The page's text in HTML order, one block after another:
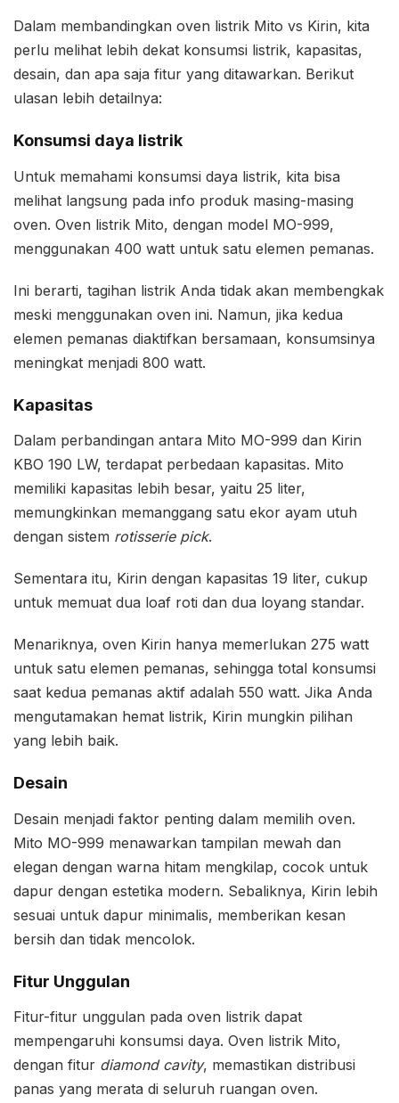
Dalam membandingkan oven listrik Mito vs Kirin, kita
perlu melihat lebih dekat konsumsi listrik, kapasitas,
desain, dan apa saja fitur yang ditawarkan. Berikut
ulasan lebih detailnya:
Konsumsi daya listrik
Untuk memahami konsumsi daya listrik, kita bisa
melihat langsung pada info produk masing-masing
oven. Oven listrik Mito, dengan model MO-999,
menggunakan 400 watt untuk satu elemen pemanas.
Ini berarti, tagihan listrik Anda tidak akan membengkak
meski menggunakan oven ini. Namun, jika kedua
elemen pemanas diaktifkan bersamaan, konsumsinya
meningkat menjadi 800 watt.
Kapasitas
Dalam perbandingan antara Mito MO-999 dan Kirin
KBO 190 LW, terdapat perbedaan kapasitas. Mito
memiliki kapasitas lebih besar, yaitu 25 liter,
memungkinkan memanggang satu ekor ayam utuh
dengan sistem rotisserie pick.
Sementara itu, Kirin dengan kapasitas 19 liter, cukup
untuk memuat dua loaf roti dan dua loyang standar.
Menariknya, oven Kirin hanya memerlukan 275 watt
untuk satu elemen pemanas, sehingga total konsumsi
saat kedua pemanas aktif adalah 550 watt. Jika Anda
mengutamakan hemat listrik, Kirin mungkin pilihan
yang lebih baik.
Desain
Desain menjadi faktor penting dalam memilih oven.
Mito MO-999 menawarkan tampilan mewah dan
elegan dengan warna hitam mengkilap, cocok untuk
dapur dengan estetika modern. Sebaliknya, Kirin lebih
sesuai untuk dapur minimalis, memberikan kesan
bersih dan tidak mencolok.
Fitur Unggulan
Fitur-fitur unggulan pada oven listrik dapat
mempengaruhi konsumsi daya. Oven listrik Mito,
dengan fitur diamond cavity, memastikan distribusi
panas yang merata di seluruh ruangan oven.